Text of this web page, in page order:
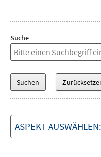
Suche
ASPEKT AUSWÄHLEN: